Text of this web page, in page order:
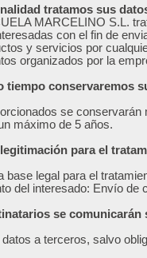
tratamos sus
MARCELINO S.L.
con el fin de
y servicios por
organizados por la
tiempo conservaremos
se
máximo de 5 años.
para el
base legal para el
del interesado: Envío de
se comunicarán
a terceros, salvo